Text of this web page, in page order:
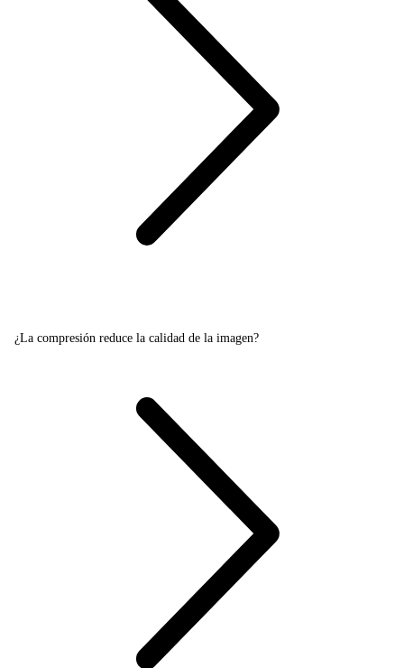
¿La compresión reduce la calidad de la imagen?